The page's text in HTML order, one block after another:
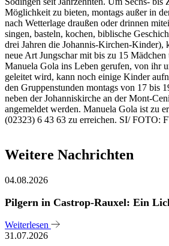
Möglichkeit zu bieten, montags außer in
nach Wetterlage draußen oder drinnen
singen, basteln, kochen, biblische
drei Jahren die Johannis-Kirchen-Kinder),
neue Art Jungschar mit bis zu 15
Manuela Gola ins Leben gerufen, von ihr
geleitet wird, kann noch einige Kinder
den Gruppenstunden montags von 17 bis
neben der Johanniskirche an der Mont-
angemeldet werden. Manuela Gola ist zu
(02323) 6 43 63 zu erreichen. SI/ FOTO:
Weitere Nachrichten
04.08.2026
Pilgern in Castrop-Rauxel: Ein
Weiterlesen
31.07.2026